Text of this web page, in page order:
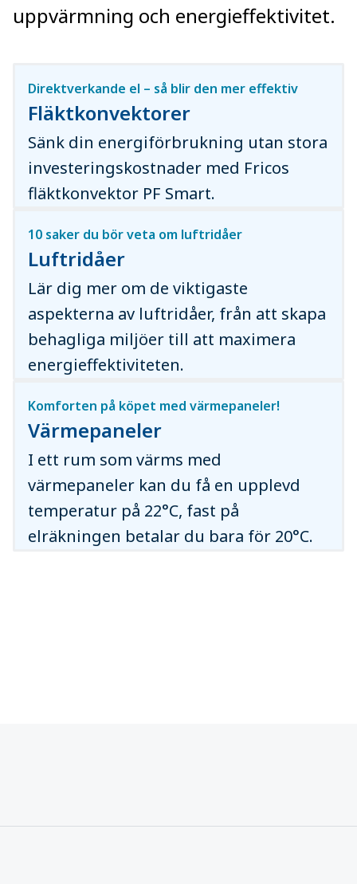
uppvärmning och energieffektivitet.
Fläktkonvektorer
Direktverkande el – så blir den mer effektiv
Sänk din energiförbrukning utan stora
investeringskostnader med Fricos
fläktkonvektor PF Smart.
Luftridåer
10 saker du bör veta om luftridåer
Lär dig mer om de viktigaste
aspekterna av luftridåer, från att skapa
behagliga miljöer till att maximera
energieffektiviteten.
Värmepaneler
Komforten på köpet med värmepaneler!
I ett rum som värms med
värmepaneler kan du få en upplevd
temperatur på 22°C, fast på
elräkningen betalar du bara för 20°C.